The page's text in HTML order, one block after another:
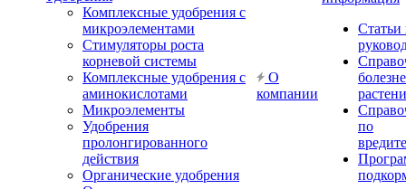
Комплексные удобрения с
микроэлементами
Стимуляторы роста
корневой системы
Комплексные удобрения с
аминокислотами
Микроэлементы
Удобрения
пролонгированного
действия
Органические удобрения
О
компании
Статьи
по